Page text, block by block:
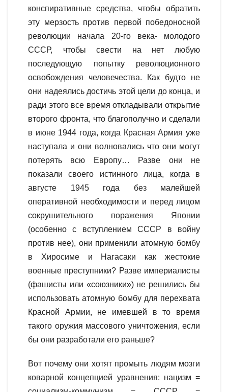
конспиративные средства, чтобы обратить
эту мерзость против первой победоносной
революции начала 20-го века- молодого
СССР, чтобы свести на нет любую
последующую попытку революционного
освобождения человечества. Как будто не
они надеялись достичь этой цели до конца, и
ради этого все время откладывали открытие
второго фронта, что благополучно и сделали
в июне 1944 года, когда Красная Армия уже
наступала и они волновались что они могут
потерять всю Европу… Разве они не
показали своего истинного лица, когда в
августе 1945 года без малейшей
оперативной необходимости и перед лицом
сокрушительного поражения Японии
(особенно с вступлением СССР в войну
против нее), они применили атомную бомбу
в Хиросиме и Нагасаки как жестокие
военные преступники? Разве империалисты
(фашисты или «союзники») не решились бы
использовать атомную бомбу для перехвата
Красной Армии, не имевшей в то время
такого оружия массового уничтожения, если
бы они разработали его раньше?
Вот почему они хотят промыть людям мозги
коварной концепцией уравнения: нацизм =